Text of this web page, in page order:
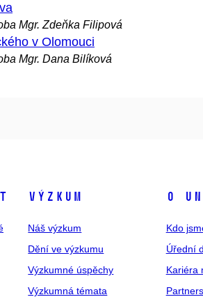
Mgr. Zdeňka Filipová
v Olomouci
Mgr. Dana Bilíková
Výzkum
Náš výzkum
Dění ve výzkumu
Výzkumné úspěchy
Výzkumná témata
O
Kdo
Úřední
Kariéra